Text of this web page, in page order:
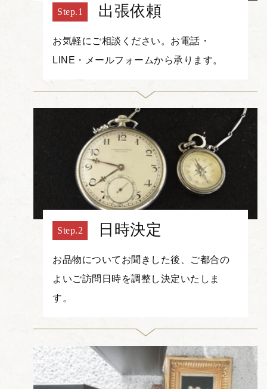
出張依頼
お気軽にご相談ください。お電話・
LINE・メールフォームから承ります。
日時決定
お品物についてお聞きした後、ご都合の
よいご訪問日時を調整し決定いたしま
す。